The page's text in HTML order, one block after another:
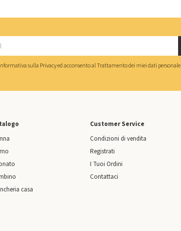
sulla Privacyed acconsento alTrattamento dei miei dati personale
casa
Customer Service
Condizioni di vendita
Registrati
I Tuoi Ordini
Contattaci